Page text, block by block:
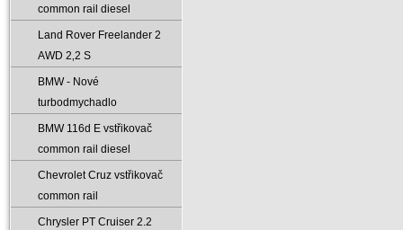
common rail diesel
Land Rover Freelander 2
AWD 2‚2 S
BMW - Nové
turbodmychadlo
BMW 116d E vstřikovač
common rail diesel
Chevrolet Cruz vstřikovač
common rail
Chrysler PT Cruiser 2.2